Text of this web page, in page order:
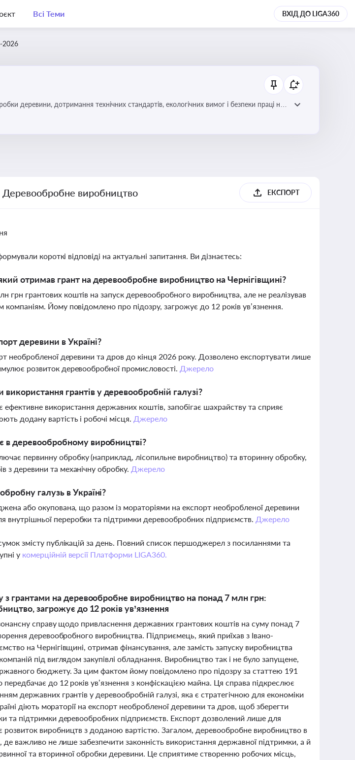
Всі Теми ВХІД ДО LIGA360
2026
деревини, дотримання технічних стандартів, екологічних вимог і безпеки праці на
Деревообробне виробництво ЕКСПОРТ
короткі відповіді на актуальні запитання. Ви дізнаєтесь:
отримав грант на деревообробне виробництво на Чернігівщині?
грн грантових коштів на запуск деревообробного виробництва, але не реалізував
Йому повідомлено про підозру, загрожує до 12 років ув’язнення.
деревини в Україні?
необробленої деревини та дров до кінця 2026 року. Дозволено експортувати лише
розвиток деревообробної промисловості. Джерело
грантів у деревообробній галузі?
ефективне використання державних коштів, запобігає шахрайству та сприяє
додану вартість і робочі місця. Джерело
в деревообробному виробництві?
первинну обробку (наприклад, лісопильне виробництво) та вторинну обробку,
з деревини та механічну обробку. Джерело
галузь в Україні?
або окупована, що разом із мораторіями на експорт необробленої деревини
переробки та підтримки деревообробних підприємств. Джерело
змісту публікацій за день. Повний список першоджерел з посиланнями та
у комерційній версії Платформи LIGA360.
з грантами на деревообробне виробництво на понад 7 млн грн:
загрожує до 12 років ув’язнення
справу щодо привласнення державних грантових коштів на суму понад 7
деревообробного виробництва. Підприємець, який приїхав з Івано-
на Чернігівщині, отримав фінансування, але замість запуску виробництва
під виглядом закупівлі обладнання. Виробництво так і не було запущене,
бюджету. За цим фактом йому повідомлено про підозру за статтею 191
до 12 років ув’язнення з конфіскацією майна. Ця справа підкреслює
державних грантів у деревообробній галузі, яка є стратегічною для економіки
діють мораторії на експорт необробленої деревини та дров, щоб зберегти
та підтримки деревообробних підприємств. Експорт дозволений лише для
виробництв з доданою вартістю. Загалом, деревообробне виробництво в
де важливо не лише забезпечити законність використання державної підтримки, а й
та вторинної обробки деревини. Це сприятиме створенню робочих місць,